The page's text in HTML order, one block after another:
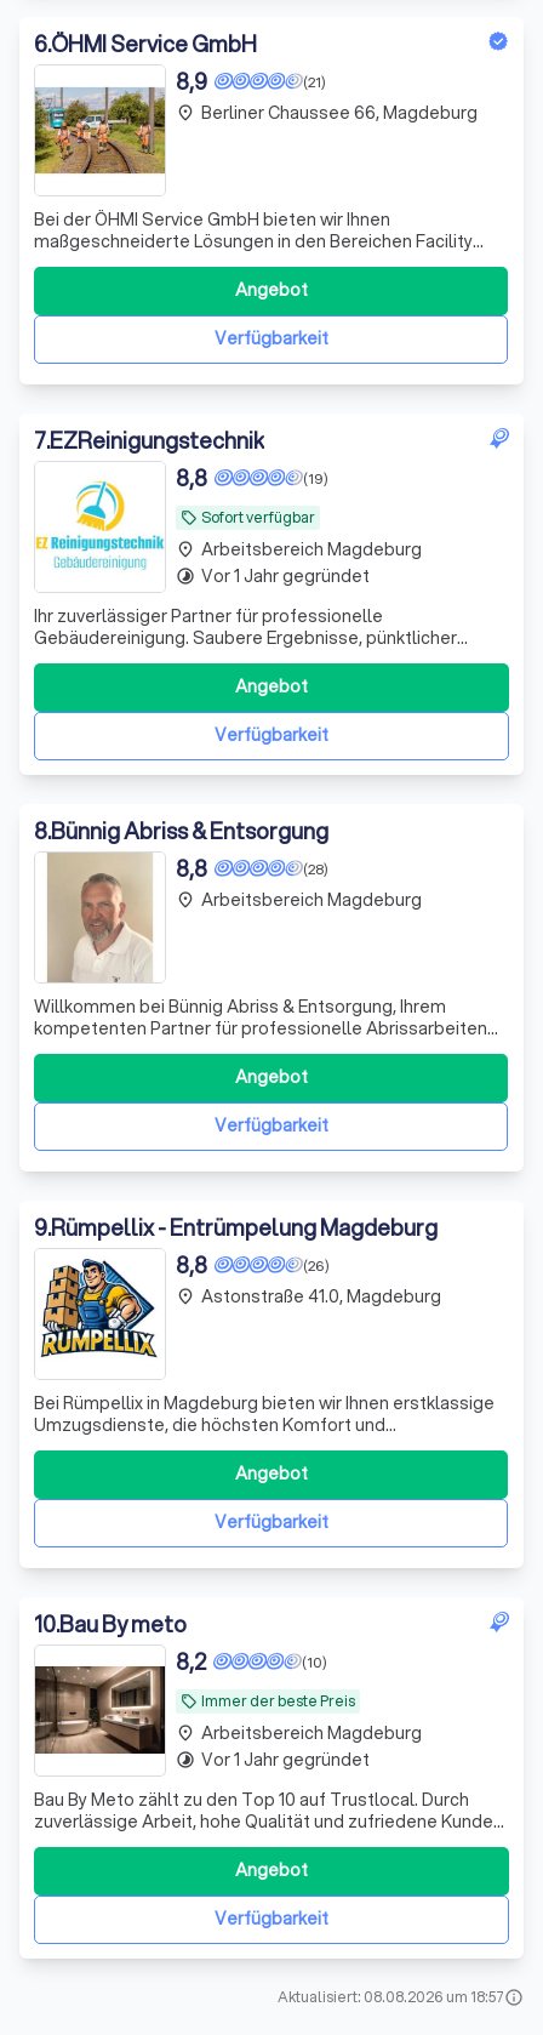
6.ÖHMI Service GmbH
(21)
8,9
Bei der ÖHMI Service GmbH bieten wir Ihnen
maßgeschneiderte Lösungen in den Bereichen Facility
Management, Winterdienst, Sportplatzpflege,
Schädlingsbekämpfung, Veranstaltungsreinigung,
Garten- und Landschaftspflege, Straßen- und
Gehwegreinigung sowie Entrümpelung und
Haushaltsauflösung. Unsere erfa
Verfügbarkeit
Angebot
place Berliner Chaussee 66, Magdeburg
7.EZReinigungstechnik
local_offer Sofort verfügbar
(19)
8,8
Ihr zuverlässiger Partner für professionelle
Gebäudereinigung. Saubere Ergebnisse, pünktlicher
Service und faire Preise – für Privat- und Gewerbekunden.
Verfügbarkeit
Angebot
place Arbeitsbereich Magdeburg
timelapse Vor 1 Jahr gegründet
8.Bünnig Abriss & Entsorgung
(28)
8,8
Willkommen bei Bünnig Abriss & Entsorgung, Ihrem
kompetenten Partner für professionelle Abrissarbeiten
und fachgerechte Entsorgung in Wolmirstedt. Wir
zeichnen uns durch unsere Expertise und unser
Engagement für höchste Qualitätsstandards aus. Ob
gezielte Abrissprojekte, gründliche Entrümpelungen od
Verfügbarkeit
Angebot
place Arbeitsbereich Magdeburg
9.Rümpellix - Entrümpelung Magdeburg
(26)
8,8
Bei Rümpellix in Magdeburg bieten wir Ihnen erstklassige
Umzugsdienste, die höchsten Komfort und
Zuverlässigkeit garantieren. Egal, ob Sie einen
Privatumzug oder einen Firmenumzug planen, wir
organisieren jeden Schritt des Prozesses mit größter
Sorgfalt und Professionalität. Unser engagiertes Team s
Verfügbarkeit
Angebot
place Astonstraße 41.0, Magdeburg
10.Bau By meto
local_offer Immer der beste Preis
(10)
8,2
Bau By Meto zählt zu den Top 10 auf Trustlocal. Durch
zuverlässige Arbeit, hohe Qualität und zufriedene Kunden
sind wir Ihr kompetenter und vertrauensvoller Partner für
Bau- und Sanierungsarbeiten.!!!
Verfügbarkeit
Angebot
place Arbeitsbereich Magdeburg
timelapse Vor 1 Jahr gegründet
Aktualisiert: 08.08.2026 um 18:57info